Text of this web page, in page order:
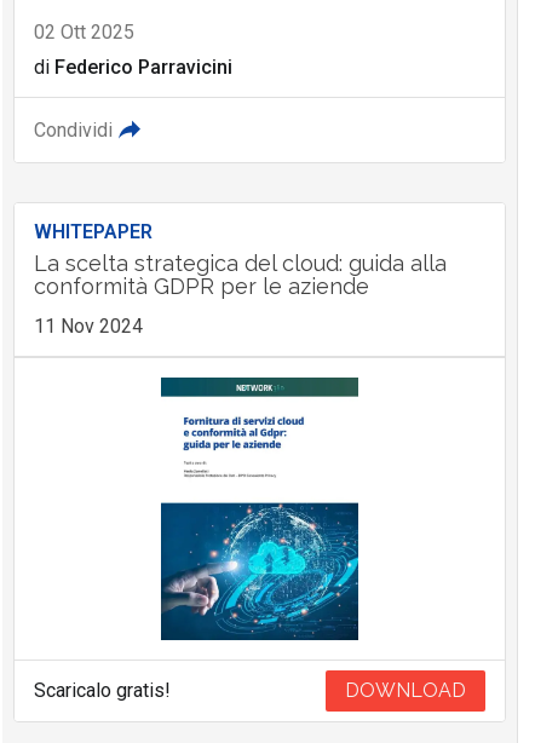
02 Ott 2025
di Federico Parravicini
Condividi
WHITEPAPER
La scelta strategica del cloud: guida alla
conformità GDPR per le aziende
11 Nov 2024
Scaricalo gratis! DOWNLOAD